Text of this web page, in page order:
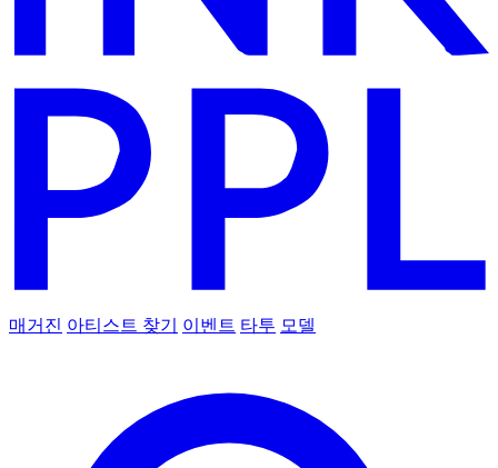
매거진 아티스트 찾기 이벤트 타투 모델